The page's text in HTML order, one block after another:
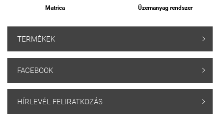
Matrica Üzemanyag rendszer
TERMÉKEK 
FACEBOOK 
HÍRLEVÉL FELIRATKOZÁS 